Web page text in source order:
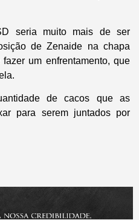
seria muito mais de ser
de Zenaide na chapa
um enfrentamento, que
de cacos que as
para serem juntados por